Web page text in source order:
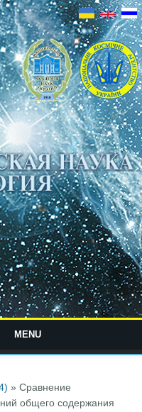
MENU
» Сравнение
общего содержания